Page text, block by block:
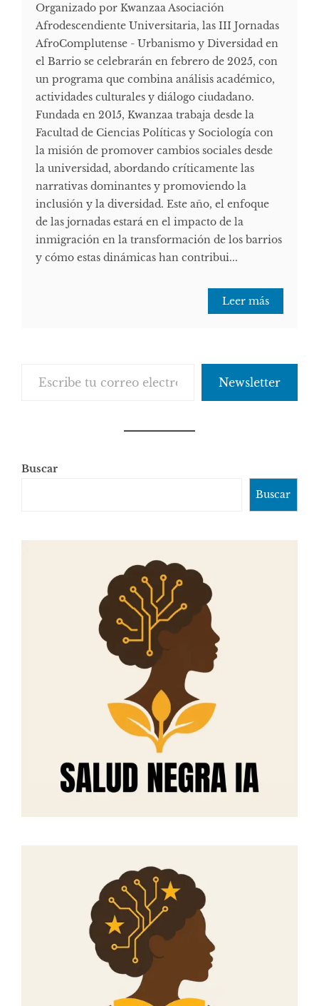
Organizado por Kwanzaa Asociación
Afrodescendiente Universitaria, las III Jornadas
AfroComplutense - Urbanismo y Diversidad en
el Barrio se celebrarán en febrero de 2025, con
un programa que combina análisis académico,
actividades culturales y diálogo ciudadano.
Fundada en 2015, Kwanzaa trabaja desde la
Facultad de Ciencias Políticas y Sociología con
la misión de promover cambios sociales desde
la universidad, abordando críticamente las
narrativas dominantes y promoviendo la
inclusión y la diversidad. Este año, el enfoque
de las jornadas estará en el impacto de la
inmigración en la transformación de los barrios
y cómo estas dinámicas han contribui...
Leer más
Newsletter
Buscar
Buscar